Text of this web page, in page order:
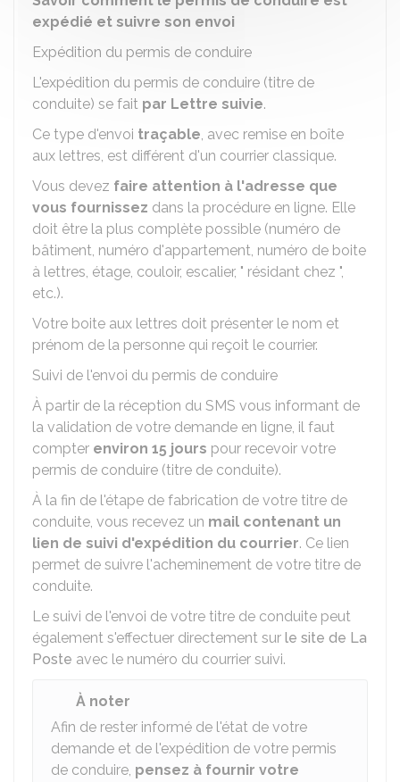
expédié et suivre son envoi
Expédition du permis de conduire
L'expédition du permis de conduire (titre de
conduite) se fait par Lettre suivie.
Ce type d'envoi traçable, avec remise en boîte
aux lettres, est différent d'un courrier classique.
Vous devez faire attention à l'adresse que
vous fournissez dans la procédure en ligne. Elle
doit être la plus complète possible (numéro de
bâtiment, numéro d'appartement, numéro de boite
à lettres, étage, couloir, escalier, " résidant chez ",
etc.).
Votre boite aux lettres doit présenter le nom et
prénom de la personne qui reçoit le courrier.
Suivi de l'envoi du permis de conduire
À partir de la réception du SMS vous informant de
la validation de votre demande en ligne, il faut
compter environ 15 jours pour recevoir votre
permis de conduire (titre de conduite).
À la fin de l'étape de fabrication de votre titre de
conduite, vous recevez un mail contenant un
lien de suivi d'expédition du courrier. Ce lien
permet de suivre l'acheminement de votre titre de
conduite.
Le suivi de l'envoi de votre titre de conduite peut
également s'effectuer directement sur le site de La
Poste avec le numéro du courrier suivi.
À noter
Afin de rester informé de l'état de votre
demande et de l'expédition de votre permis
de conduire, pensez à fournir votre